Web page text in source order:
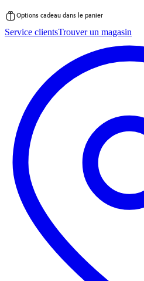
au
Options cadeau dans le panier
Service clientsTrouver un magasin